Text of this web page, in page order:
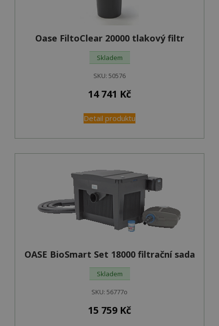
Oase FiltoClear 20000 tlakový filtr
Skladem
SKU: 50576
14 741 Kč
Detail produktu
OASE BioSmart Set 18000 filtrační sada
Skladem
SKU: 56777o
15 759 Kč